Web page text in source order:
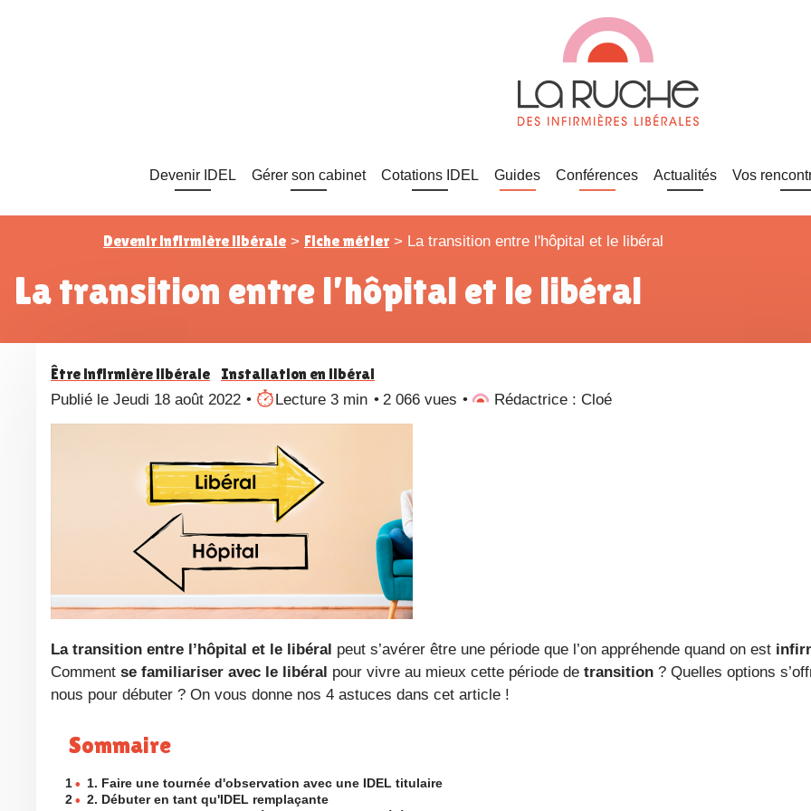
Devenir IDEL Gérer son cabinet Cotations IDEL Guides Conférences Actualités Vos
Devenir infirmière libérale > Fiche métier > La transition entre l'hôpital et le libéral
La transition entre l’hôpital et le libéral
Être infirmière libérale Installation en libéral
Publié le Jeudi 18 août 2022 Lecture 3 min 2 066 vues Rédactrice : Cloé
La transition entre l’hôpital et le libéral peut s’avérer être une période que l’on appréhende quand on est
Comment se familiariser avec le libéral pour vivre au mieux cette période de transition ? Quelles options
nous pour débuter ? On vous donne nos 4 astuces dans cet article !
Sommaire
1 • 1. Faire une tournée d'observation avec une IDEL titulaire
2 • 2. Débuter en tant qu'IDEL remplaçante